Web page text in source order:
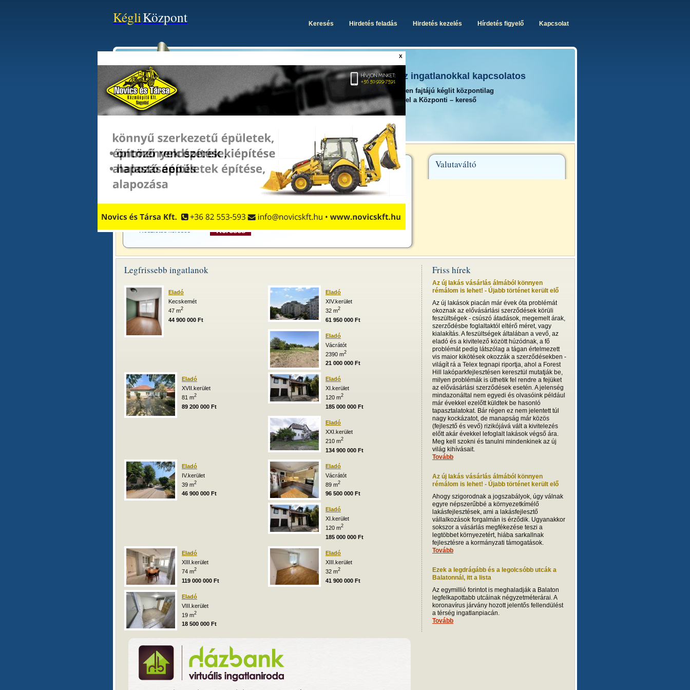
KégliKözpont Keresés Hirdetés feladás Hirdetés kezelés Hírdetés figyelő Kapcsolat
Egy helyen minden, ami az ingatlanokkal kapcsolatos
A Kégli Központon minden fajtájú kéglit központilag
megtalálhat. Iratkozzon fel a Központi – kereső
rendszerünkre is.
Minden Ingatlan Hirdetés
X
Kategória:
Szobaszám:
Részletes keresés >>
Valutaváltó
Legfrissebb ingatlanok
Eladó
Kecskemét
47 m2
44 900 000 Ft
Eladó
XIV.kerület
32 m2
61 950 000 Ft
Eladó
Vácrátót
2390 m2
21 000 000 Ft
Eladó
XVII.kerület
81 m2
89 200 000 Ft
Eladó
XI.kerület
120 m2
185 000 000 Ft
Eladó
XXI.kerület
210 m2
134 900 000 Ft
Eladó
IV.kerület
39 m2
46 900 000 Ft
Eladó
Vácrátót
89 m2
96 500 000 Ft
Eladó
XI.kerület
120 m2
185 000 000 Ft
Eladó
XIII.kerület
74 m2
119 000 000 Ft
Eladó
XIII.kerület
32 m2
41 900 000 Ft
Eladó
VIII.kerület
19 m2
18 500 000 Ft
Friss hírek
Az új lakás vásárlás álmából könnyen
rémálom is lehet! - Újabb történet került elő
Az új lakások piacán már évek óta problémát
okoznak az elővásárlási szerződések körüli
feszültségek - csúszó átadások, megemelt árak,
szerződésbe foglaltaktól eltérő méret, vagy
kialakítás. A feszültségek általában a vevő, az
eladó és a kivitelező között húzódnak, a fő
problémát pedig látszólag a tágan értelmezett
vis maior kikötések okozzák a szerződésekben -
világít rá a Telex tegnapi riportja, ahol a Forest
Hill lakóparkfejlesztésen keresztül mutatják be,
milyen problémák is üthetik fel rendre a fejüket
az elővásárlási szerződések esetén. A jelenség
mindazonáltal nem egyedi és olvasóink például
már évekkel ezelőtt küldtek be hasonló
tapasztalatokat. Bár régen ez nem jelentett túl
nagy kockázatot, de manapság már közös
(fejlesztő és vevő) rizikójává vált a kivitelezés
előtt akár évekkel lefoglalt lakások végső ára.
Meg kell szokni és tanulni mindenkinek az új
világ kihívásait.
Tovább
Az új lakás vásárlás álmából könnyen
rémálom is lehet! - Újabb történet került elő
Ahogy szigorodnak a jogszabályok, úgy válnak
egyre népszerűbbé a környezetkímélő
lakásfejlesztések, ami a lakásfejlesztő
vállalkozások forgalmán is érződik. Ugyanakkor
sokszor a vásárlás megfékezése teszi a
legtöbbet környezetért, hiába sarkallnak
fejlesztésre a kormányzati támogatások.
Tovább
Ezek a legdrágább és a legolcsóbb utcák a
Balatonnál, itt a lista
Az egymillió forintot is meghaladják a Balaton
legfelkapottabb utcáinak négyzetméterárai. A
koronavírus járvány hozott jelentős fellendülést
a térség ingatlanpiacán.
Tovább